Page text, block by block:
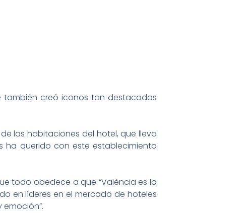
también creó iconos tan destacados
las habitaciones del hotel, que lleva
ha querido con este establecimiento
todo obedece a que “València es la
en líderes en el mercado de hoteles